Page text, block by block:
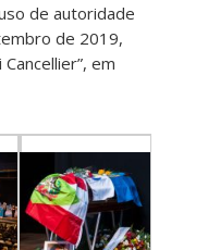
de autoridade
de 2019,
em